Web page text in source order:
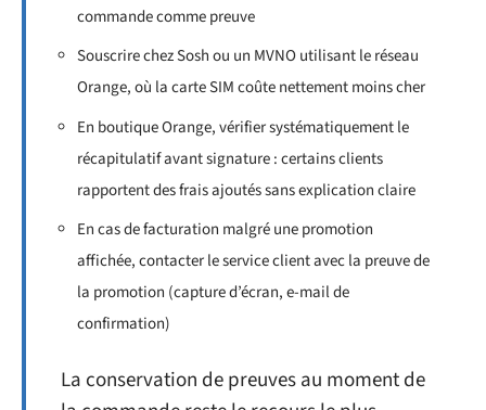
commande comme preuve
Souscrire chez Sosh ou un MVNO utilisant le réseau
Orange, où la carte SIM coûte nettement moins cher
En boutique Orange, vérifier systématiquement le
récapitulatif avant signature : certains clients
rapportent des frais ajoutés sans explication claire
En cas de facturation malgré une promotion
affichée, contacter le service client avec la preuve de
la promotion (capture d’écran, e-mail de
confirmation)
La conservation de preuves au moment de